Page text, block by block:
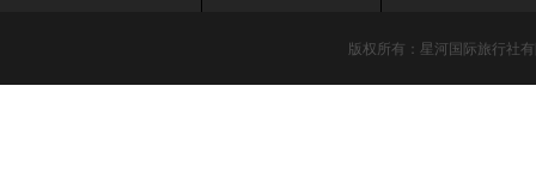
版权所有：星河国际旅行社